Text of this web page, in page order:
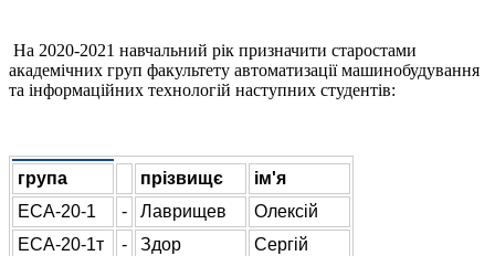
На 2020-2021 навчальний рік призначити старостами
академічних груп факультету автоматизації машинобудування
та інформаційних технологій наступних студентів:
група прізвищє
ім'я
ЕСА-20-1
- Лаврищев
Олексій
ЕСА-20-1т
- Здор
Сергій